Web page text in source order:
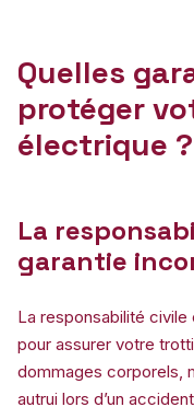
Quelles
protéger
électrique ?
La
garantie
La responsabilité
pour assurer votre
dommages corporels,
autrui lors d’un